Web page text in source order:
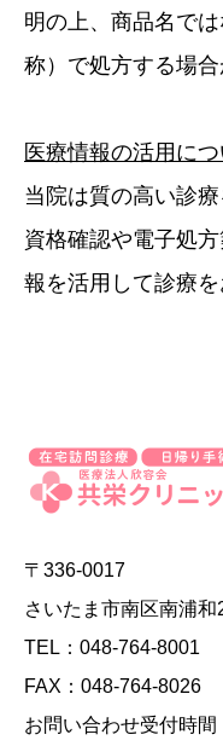
明の上、商品名で
称）で処方する場合
医療情報の活用につ
当院は質の高い診
資格確認や電子処
報を活用して診療を
〒336-0017
さいたま市南区南浦
TEL：048-764-8001
FAX：048-764-8026
お問い合わせ受付時間